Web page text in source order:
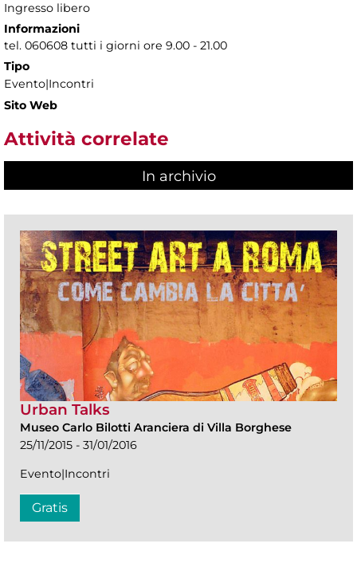
Ingresso libero
Informazioni
tel. 060608 tutti i giorni ore 9.00 - 21.00
Tipo
Evento|Incontri
Sito Web
Attività correlate
In archivio
Urban Talks
Museo Carlo Bilotti Aranciera di Villa Borghese
25/11/2015 - 31/01/2016
Evento|Incontri
Gratis